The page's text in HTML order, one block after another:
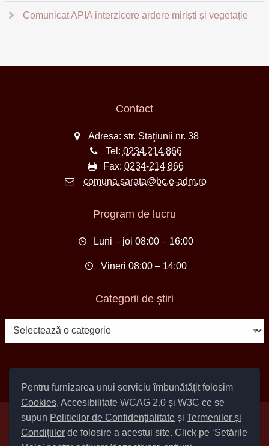
Pentru furnizarea unui serviciu îmbunătățit folosim
Cookies, Accesibilitate WCAG 2.0 și W3C ce se
supun Politicilor de Confidențialitate și Termenilor și
Condițiilor de folosire a acestui site. Click pe ‘Setările
Comunicat APIA interzicere ardere miriști și vegetație
Contact
Adresa: str. Staţiunii nr. 38
Tel: 0234.214.866
Fax: 0234-214 866
comuna.sarata@bc.e-adm.ro
Program de lucru
Luni – joi 08:00 – 16:00
Vineri 08:00 – 14:00
Categorii de știri
Categorii
de
Setări Cookies și Accesibilitate
Informare cu privire la prelucrarea datelor| Politică de utilizare